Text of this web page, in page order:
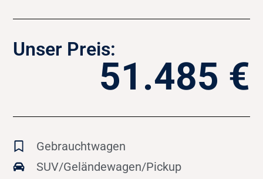
Unser Preis:
51.485 €
Gebrauchtwagen
SUV/Geländewagen/Pickup